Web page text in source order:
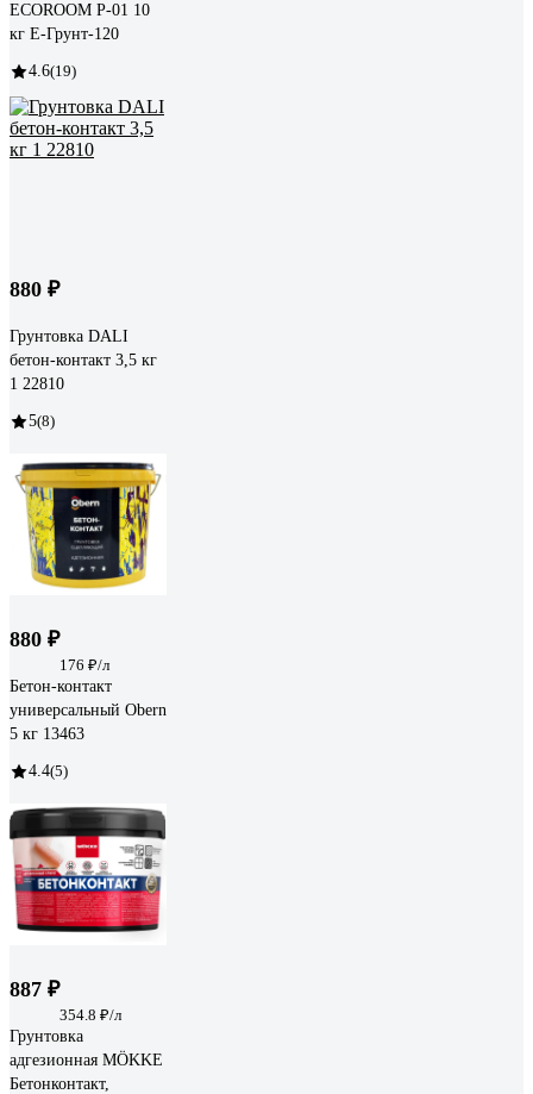
ECOROOM P-01 10
кг E-Грунт-120
4.6(19)
880 ₽
Грунтовка DALI
бетон-контакт 3,5 кг
1 22810
5(8)
880 ₽
176 ₽/л
Бетон-контакт
универсальный Obern
5 кг 13463
4.4(5)
887 ₽
354.8 ₽/л
Грунтовка
адгезионная MÖKKE
Бетонконтакт,